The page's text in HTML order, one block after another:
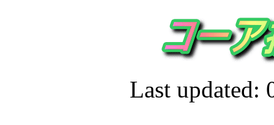
Last updated: